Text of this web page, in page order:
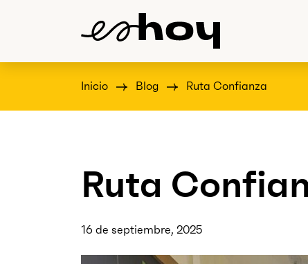
Inicio Blog Ruta Confianza
Ruta
16 de septiembre, 2025